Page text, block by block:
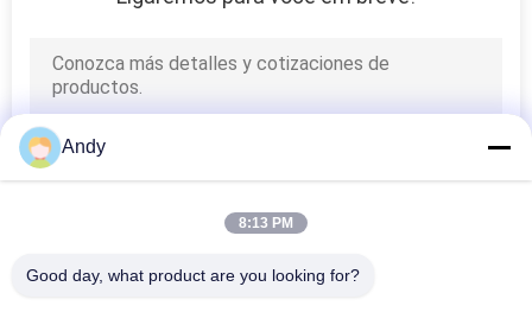
Andy
8:13 PM
Good day, what product are you looking for?